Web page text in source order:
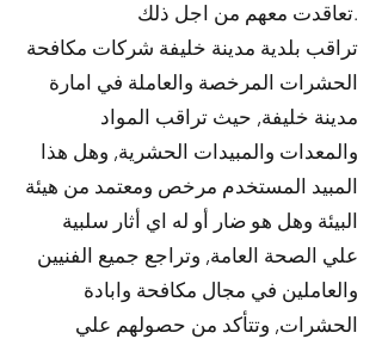
تعاقدت معهم من اجل ذلك.
تراقب بلدية مدينة خليفة شركات مكافحة
الحشرات المرخصة والعاملة في امارة
مدينة خليفة, حيث تراقب المواد
والمعدات والمبيدات الحشرية, وهل هذا
المبيد المستخدم مرخص ومعتمد من هيئة
البيئة وهل هو ضار أو له اي أثار سلبية
علي الصحة العامة, وتراجع جميع الفنيين
والعاملين في مجال مكافحة وابادة
الحشرات, وتتأكد من حصولهم علي